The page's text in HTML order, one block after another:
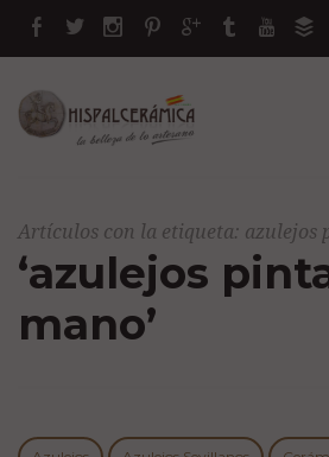
Artículos con la etiqueta: azulejos
‘azulejos
mano’